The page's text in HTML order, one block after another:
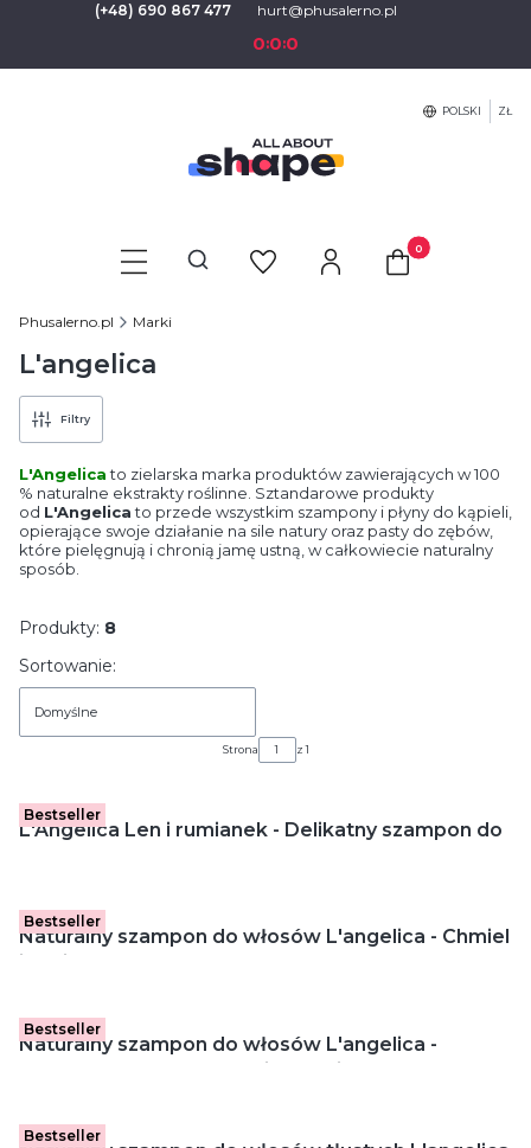
(+48) 690 867 477 hurt@phusalerno.pl
0:0:0
POLSKI ZŁ
Otwórz wyszukiwarkę Produkty w
Phusalerno.pl Marki
L'angelica
Filtry
L'Angelicato zielarska marka produktów zawierających w 100
% naturalne ekstrakty roślinne. Sztandarowe produkty
od L'Angelicato przede wszystkim szampony i płyny do kąpieli,
opierające swoje działanie na sile natury oraz pasty do zębów,
które pielęgnują i chronią jamę ustną, w całkowiecie naturalny
sposób.
Produkty: 8
Lista produktów
Sortowanie:
Domyślne
Strona z 1
Bestseller
L'Angelica Len i rumianek - Delikatny szampon do
Bestseller
Naturalny szampon do włosów L'angelica - Chmiel
Bestseller
Naturalny szampon do włosów L'angelica -
Mleczko pszczele oraz oliwa z oliwek (250 ml)
Bestseller